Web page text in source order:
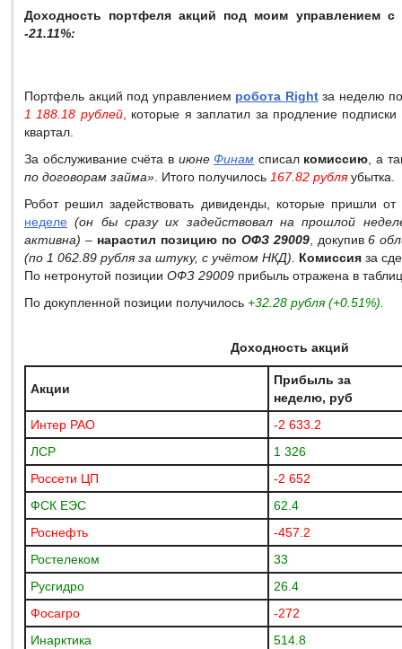
Доходность портфеля акций под моим управлением с
-21.11%:
Портфель акций под управлением робота Rightза неделю
1 188.18 рублей, которые я заплатил за продление
квартал.
За обслуживание счёта в июнеФинам списал комиссию , а
по договорам займа» . Итого получилось 167.82 рубляубытка.
Робот решил задействовать дивиденды, которые пришли от
неделе (он бы сразу их задействовал на прошлой
активна) – нарастил позицию по ОФЗ 29009, докупив6
(по 1 062.89 рубля за штуку, с учётом НКД)
Комиссия за
По нетронутой позиции ОФЗ 29009 прибыль отражена в
По докупленной позиции получилось +32.28 рубля (+0.51%).
Доходность акций
Акции
Прибыль за
неделю, руб
Интер РАО
-2 633.2
ЛСР
1 326
Россети ЦП
-2 652
ФСК ЕЭС
62.4
Роснефть
-457.2
Ростелеком
33
Русгидро
26.4
Фосагро
-272
Инарктика
514.8